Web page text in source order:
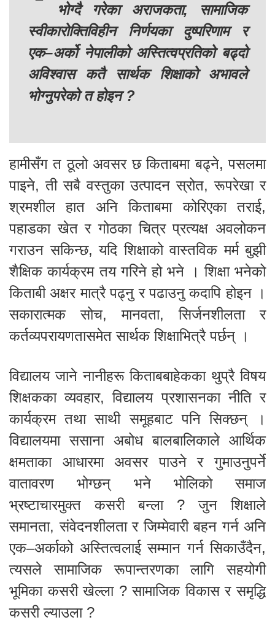
भोग्दै गरेका अराजकता, सामाजिक
स्वीकारोक्तिविहीन निर्णयका दुष्परिणाम र
एक–अर्को नेपालीको अस्तित्वप्रतिको बढ्दो
अविश्वास कतै सार्थक शिक्षाको अभावले
भोग्नुपरेको त होइन ?
हामीसँग त ठूलो अवसर छ किताबमा बढ्ने, पसलमा
पाइने, ती सबै वस्तुका उत्पादन स्रोत, रूपरेखा र
श्रमशील हात अनि किताबमा कोरिएका तराई,
पहाडका खेत र गोठका चित्र प्रत्यक्ष अवलोकन
गराउन सकिन्छ, यदि शिक्षाको वास्तविक मर्म बुझी
शैक्षिक कार्यक्रम तय गरिने हो भने । शिक्षा भनेको
किताबी अक्षर मात्रै पढ्नु र पढाउनु कदापि होइन ।
सकारात्मक सोच, मानवता, सिर्जनशीलता र
कर्तव्यपरायणतासमेत सार्थक शिक्षाभित्रै पर्छन् ।
विद्यालय जाने नानीहरू किताबबाहेकका थुप्रै विषय
शिक्षकका व्यवहार, विद्यालय प्रशासनका नीति र
कार्यक्रम तथा साथी समूहबाट पनि सिक्छन् ।
विद्यालयमा ससाना अबोध बालबालिकाले आर्थिक
क्षमताका आधारमा अवसर पाउने र गुमाउनुपर्ने
वातावरण भोग्छन् भने भोलिको समाज
भ्रष्टाचारमुक्त कसरी बन्ला ? जुन शिक्षाले
समानता, संवेदनशीलता र जिम्मेवारी बहन गर्न अनि
एक–अर्काको अस्तित्वलाई सम्मान गर्न सिकाउँदैन,
त्यसले सामाजिक रूपान्तरणका लागि सहयोगी
भूमिका कसरी खेल्ला ? सामाजिक विकास र समृद्धि
कसरी ल्याउला ?